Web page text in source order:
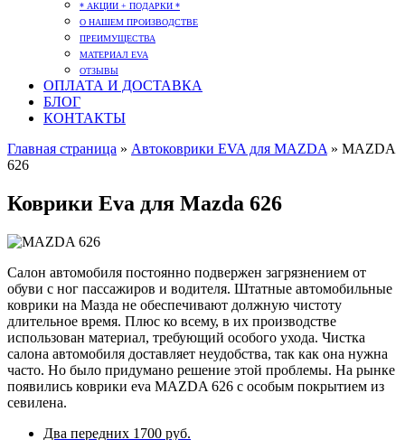
* АКЦИИ + ПОДАРКИ *
О НАШЕМ ПРОИЗВОДСТВЕ
ПРЕИМУЩЕСТВА
МАТЕРИАЛ EVA
ОТЗЫВЫ
ОПЛАТА И ДОСТАВКА
БЛОГ
КОНТАКТЫ
Главная страница » Автоковрики EVA для MAZDA » MAZDA
626
Коврики Eva для Mazda 626
Салон автомобиля постоянно подвержен загрязнением от
обуви с ног пассажиров и водителя. Штатные автомобильные
коврики на Мазда не обеспечивают должную чистоту
длительное время. Плюс ко всему, в их производстве
использован материал, требующий особого ухода. Чистка
салона автомобиля доставляет неудобства, так как она нужна
часто. Но было придумано решение этой проблемы. На рынке
появились коврики eva MAZDA 626 с особым покрытием из
севилена.
Два передних 1700 руб.